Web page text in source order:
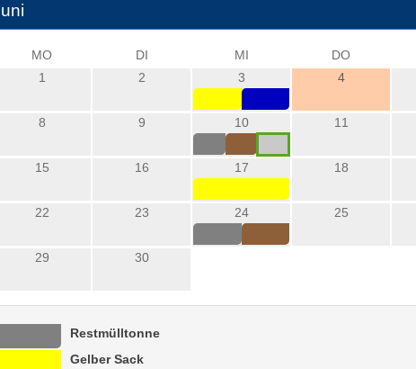
MO DI MI DO
1
2 3 4
8 9 10 11
15 16 17 18
22 23 24 25
29 30
Restmülltonne
Gelber Sack